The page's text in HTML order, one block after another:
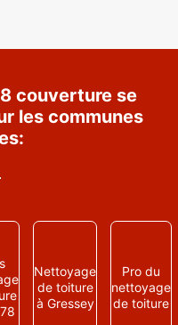
couverture se
les communes
Nettoyage
de toiture
à Gressey
Pro du
nettoyage
de toiture